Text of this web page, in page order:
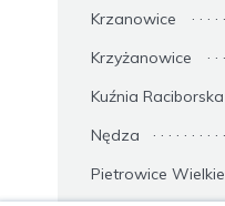
Krzanowice
Krzyżanowice
Kuźnia Raciborska
Nędza
Pietrowice Wielkie